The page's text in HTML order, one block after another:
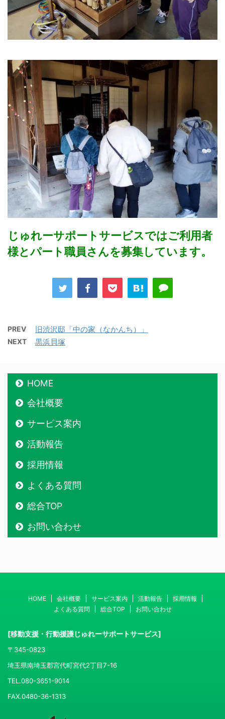
じゅれーサポートサービスではご利用者
様とパート職員さんを募集しています。
PREV 旧渋沢邸「中の家（なかんち）」
NEXT 黒浜貝塚
HOME
会社概要
サービス案内
活動報告
採用情報
よくある質問
総合TOP
お問い合わせ
HOME 会社概要 サービス案内 活動報告
採用情報
よくある質問
総合TOP お問い合わせ
[移動支援・行動援護じゅれーサポートサービス]
〒345-0823
埼玉県南埼玉郡宮代町宮代2丁目7-16
TEL.080-3651-9014
FAX.0480-36-1313